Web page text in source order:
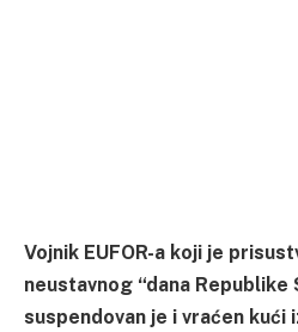
Vojnik EUFOR-a koji je
neustavnog “dana Republike
suspendovan je i vraćen kući